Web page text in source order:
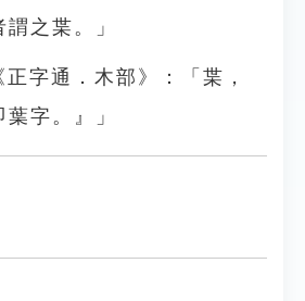
謂之枼。」
字通．木部》：「枼，
字。』」